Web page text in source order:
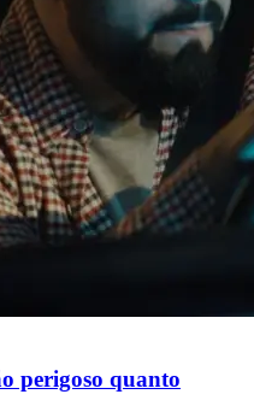
perigoso quanto